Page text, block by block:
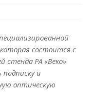
состоится с
стенда РА «Веко»
и
оптическую